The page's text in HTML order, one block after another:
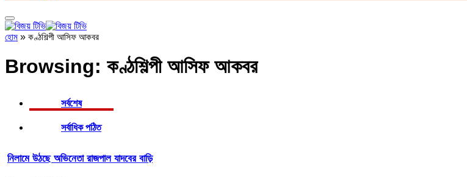
হোম » কণ্ঠশিল্পী আসিফ আকবর
Browsing: কণ্ঠশিল্পী আসিফ আকবর
সর্বশেষ
সর্বাধিক পঠিত
নিলামে উঠছে অভিনেতা রাজপাল যাদবের বাড়ি